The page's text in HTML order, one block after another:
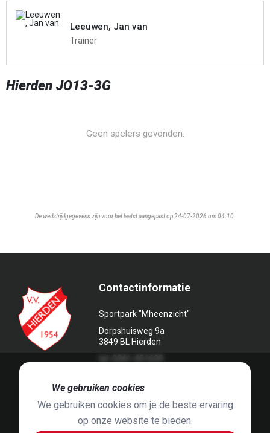
Leeuwen, Jan van
Trainer
Hierden JO13-3G
Geen spelers gevonden.
De wedstrijdgegevens zijn voor het laatst aangepast op 24-07-2026 om 04:10.
Contactinformatie
Sportpark "Mheenzicht"
Dorpshuisweg 9a
3849 BL Hierden
We gebruiken cookies
We gebruiken cookies om je de beste ervaring
op onze website te bieden.